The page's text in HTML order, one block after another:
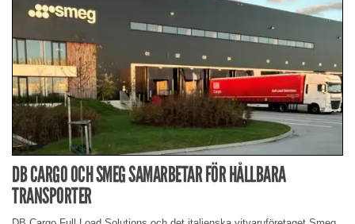
DB CARGO OCH SMEG SAMARBETAR FÖR HÅLLBARA
TRANSPORTER